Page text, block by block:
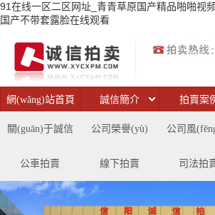
91在线一区二区网址_青青草原国产精品啪啪视
国产不带套露脸在线观看
網(wǎng)站首頁 誠信簡介 拍賣案
關(guān)于誠信 公司榮譽(yù) 公司風
公車拍賣 線下拍賣 司法拍